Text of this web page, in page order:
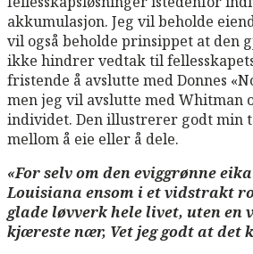
akkumulasjon. Jeg vil beholde
vil også beholde prinsippet at den
ikke hindrer vedtak til
fristende å avslutte med Donnes
men jeg vil avslutte med Whitman
individet. Den illustrerer godt min
mellom å eie eller å dele.
«For selv om den eviggrønne
Louisiana ensom i et vidstrakt
glade løvverk hele livet, uten en
kjæreste nær, Vet jeg godt at det